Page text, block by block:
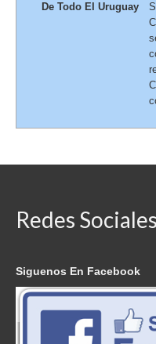
De Todo El Uruguay
Redes Sociales
Siguenos En Facebook